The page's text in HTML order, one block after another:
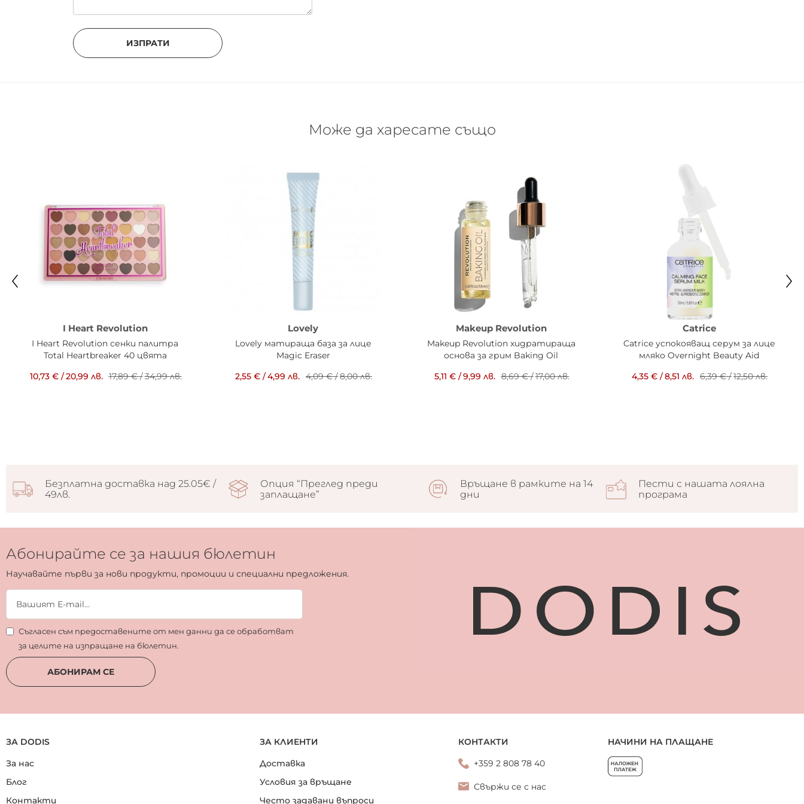
ИЗПРАТИ
Може да харесате също
I Heart Revolution
I Heart Revolution сенки палитра
Total Heartbreaker 40 цвята
10,73 €/20,99 лв. 17,89 €/34,99 лв.
Lovely
Lovely матираща база за лице
Magic Eraser
2,55 € /4,99 лв. 4,09 €/8,00 лв.
Makeup Revolution
Makeup Revolution хидратираща
основа за грим Baking Oil
5,11 €/9,99 лв. 8,69 €/17,00 лв.
Catrice
Catrice успокояващ серум за лице
мляко Overnight Beauty Aid
4,35 € /8,51 лв. 6,39 €/12,50 лв.
Безплатна доставка над 25.05€ /
49лв.
Опция “Преглед преди
заплащане”
Връщане в рамките на 14
дни
Пести с нашата лоялна
програма
Абонирайте се за нашия бюлетин
Научавайте първи за нови продукти, промоции и специални предложения.
Съгласен съм предоставените от мен данни да се обработват
за целите на изпращане на бюлетин.
АБОНИРАМ СЕ
ЗА DODIS
За нас
Блог
Контакти
ЗА КЛИЕНТИ
Доставка
Условия за връщане
Често задавани въпроси
КОНТАКТИ
+359 2 808 78 40
Свържи се с нас
НАЧИНИ НА ПЛАЩАНЕ